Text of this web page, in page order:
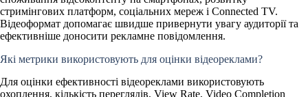
стримінгових платформ, соціальних мереж і Connected TV.
Відеоформат допомагає швидше привернути увагу аудиторії та
ефективніше доносити рекламне повідомлення.
Які метрики використовують для оцінки відеореклами?
Для оцінки ефективності відеореклами використовують
охоплення, кількість переглядів, View Rate, Video Completion